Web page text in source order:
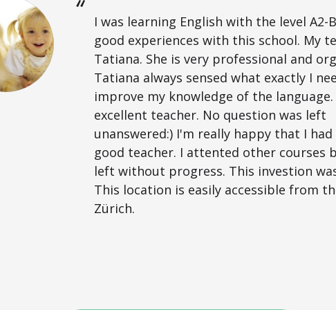
I was learning English with the level A2-
good experiences with this school. My
Tatiana. She is very professional and
Tatiana always sensed what exactly I
improve my knowledge of the language.
excellent teacher. No question was left
unanswered:) I'm really happy that I had
good teacher. I attented other courses
left without progress. This investion
This location is easily accessible from
Zürich.